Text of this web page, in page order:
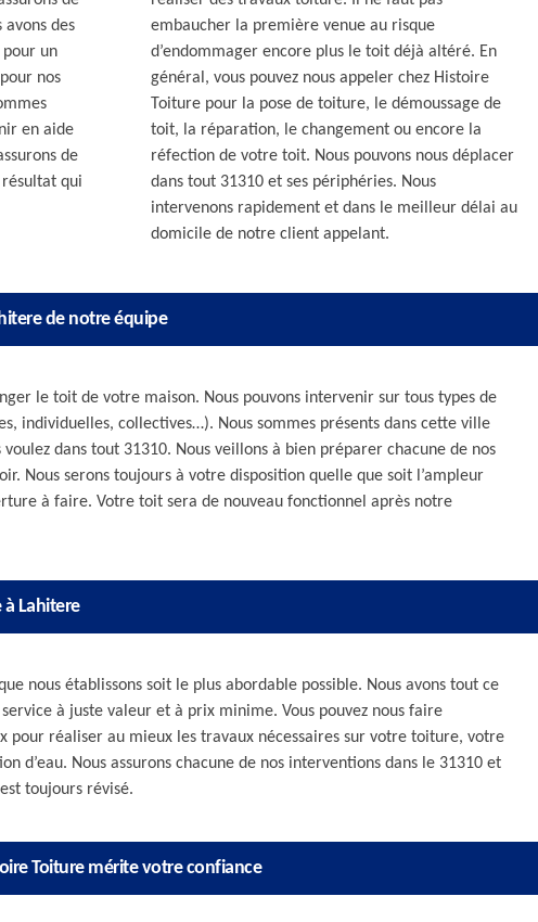
avons des
pour un
nos
en aide
de
qui
embaucher la première venue au risque
d’endommager encore plus le toit déjà altéré. En
général, vous pouvez nous appeler chez Histoire
Toiture pour la pose de toiture, le démoussage de
toit, la réparation, le changement ou encore la
réfection de votre toit. Nous pouvons nous déplacer
dans tout 31310 et ses périphéries. Nous
intervenons rapidement et dans le meilleur délai au
domicile de notre client appelant.
de notre équipe
le toit de votre maison. Nous pouvons intervenir sur tous types de
individuelles, collectives…). Nous sommes présents dans cette ville
dans tout 31310. Nous veillons à bien préparer chacune de nos
Nous serons toujours à votre disposition quelle que soit l’ampleur
à faire. Votre toit sera de nouveau fonctionnel après notre
Lahitere
nous établissons soit le plus abordable possible. Nous avons tout ce
à juste valeur et à prix minime. Vous pouvez nous faire
pour réaliser au mieux les travaux nécessaires sur votre toiture, votre
d’eau. Nous assurons chacune de nos interventions dans le 31310 et
toujours révisé.
Toiture mérite votre confiance